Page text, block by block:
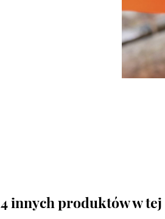
4 innych produktów w